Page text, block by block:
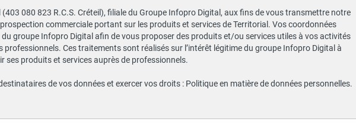
080 823 R.C.S. Créteil), filiale du Groupe Infopro Digital, aux fins de vous transmettre notre
commerciale portant sur les produits et services de Territorial. Vos coordonnées
groupe Infopro Digital afin de vous proposer des produits et/ou services utiles à vos activités
Ces traitements sont réalisés sur l’intérêt légitime du groupe Infopro Digital à
ses produits et services auprès de professionnels.
de vos données et exercer vos droits : Politique en matière de données personnelles.